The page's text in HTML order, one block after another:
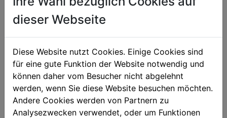
2021
2020
2018
dieser Webseite
Diese Website nutzt Cookies. Einige Cookies sind
für eine gute Funktion der Website notwendig und
können daher vom Besucher nicht abgelehnt
werden, wenn Sie diese Website besuchen möchten.
Andere Cookies werden von Partnern zu
Analysezwecken verwendet, oder um Funktionen